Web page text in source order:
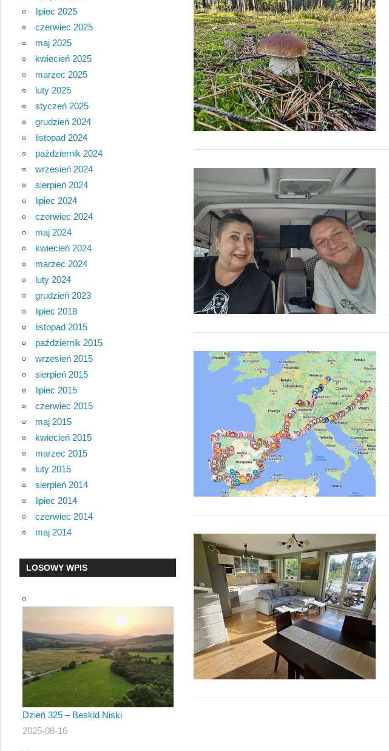
lipiec 2025
czerwiec 2025
maj 2025
kwiecień 2025
marzec 2025
luty 2025
styczeń 2025
grudzień 2024
listopad 2024
październik 2024
wrzesień 2024
sierpień 2024
lipiec 2024
czerwiec 2024
maj 2024
kwiecień 2024
marzec 2024
luty 2024
grudzień 2023
lipiec 2018
listopad 2015
październik 2015
wrzesień 2015
sierpień 2015
lipiec 2015
czerwiec 2015
maj 2015
kwiecień 2015
marzec 2015
luty 2015
sierpień 2014
lipiec 2014
czerwiec 2014
maj 2014
LOSOWY WPIS
Dzień 325 – Beskid Niski
2025-08-16